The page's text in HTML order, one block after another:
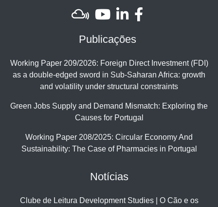
Publicações
Working Paper 209/2026: Foreign Direct Investment (FDI)
as a double-edged sword in Sub-Saharan Africa: growth
and volatility under structural constraints
Green Jobs Supply and Demand Mismatch: Exploring the
Causes for Portugal
Working Paper 208/2025: Circular Economy And
Sustainability: The Case of Pharmacies in Portugal
Notícias
Clube de Leitura Development Studies | O Cão e os